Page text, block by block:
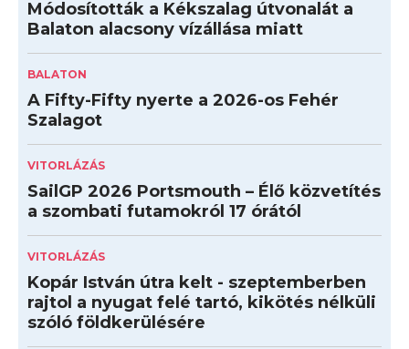
Módosították a Kékszalag útvonalát a
Balaton alacsony vízállása miatt
BALATON
A Fifty-Fifty nyerte a 2026-os Fehér
Szalagot
VITORLÁZÁS
SailGP 2026 Portsmouth – Élő közvetítés
a szombati futamokról 17 órától
VITORLÁZÁS
Kopár István útra kelt - szeptemberben
rajtol a nyugat felé tartó, kikötés nélküli
szóló földkerülésére